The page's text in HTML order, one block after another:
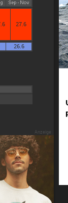
27.6
26.6